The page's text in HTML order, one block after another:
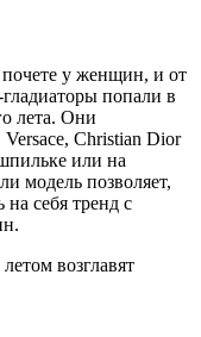
почете у женщин, и от
попали в
лета. Они
Versace, Christian Dior
или на
модель позволяет,
себя тренд с